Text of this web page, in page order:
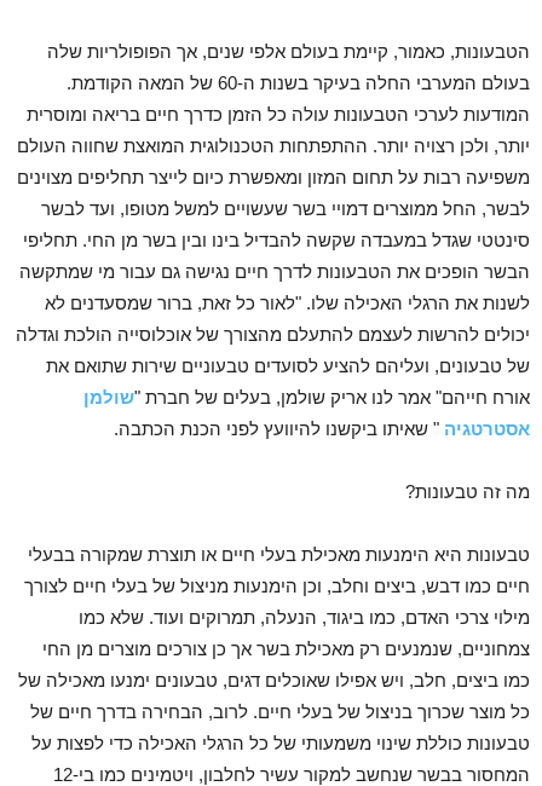
הטבעונות, כאמור, קיימת בעולם אלפי שנים, אך הפופולריות שלה
בעולם המערבי החלה בעיקר בשנות ה-60 של המאה הקודמת.
המודעות לערכי הטבעונות עולה כל הזמן כדרך חיים בריאה ומוסרית
יותר, ולכן רצויה יותר. ההתפתחות הטכנולוגית המואצת שחווה העולם
משפיעה רבות על תחום המזון ומאפשרת כיום לייצר תחליפים מצוינים
לבשר, החל ממוצרים דמויי בשר שעשויים למשל מטופו, ועד לבשר
סינטטי שגדל במעבדה שקשה להבדיל בינו ובין בשר מן החי. תחליפי
הבשר הופכים את הטבעונות לדרך חיים נגישה גם עבור מי שמתקשה
לשנות את הרגלי האכילה שלו. "לאור כל זאת, ברור שמסעדנים לא
יכולים להרשות לעצמם להתעלם מהצורך של אוכלוסייה הולכת וגדלה
של טבעונים, ועליהם להציע לסועדים טבעוניים שירות שתואם את
אורח חייהם" אמר לנו אריק שולמן, בעלים של חברת "שולמן
אסטרטגיה " שאיתו ביקשנו להיוועץ לפני הכנת הכתבה.
מה זה טבעונות?
טבעונות היא הימנעות מאכילת בעלי חיים או תוצרת שמקורה בבעלי
חיים כמו דבש, ביצים וחלב, וכן הימנעות מניצול של בעלי חיים לצורך
מילוי צרכי האדם, כמו ביגוד, הנעלה, תמרוקים ועוד. שלא כמו
צמחוניים, שנמנעים רק מאכילת בשר אך כן צורכים מוצרים מן החי
כמו ביצים, חלב, ויש אפילו שאוכלים דגים, טבעונים ימנעו מאכילה של
כל מוצר שכרוך בניצול של בעלי חיים. לרוב, הבחירה בדרך חיים של
טבעונות כוללת שינוי משמעותי של כל הרגלי האכילה כדי לפצות על
המחסור בבשר שנחשב למקור עשיר לחלבון, ויטמינים כמו בי-12